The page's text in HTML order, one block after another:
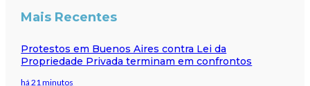
Mais Recentes
Protestos em Buenos Aires contra Lei da
Propriedade Privada terminam em confrontos
há 21 minutos